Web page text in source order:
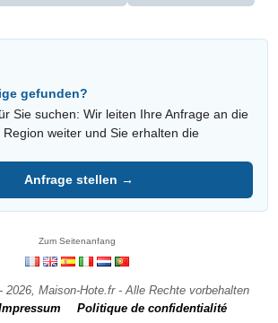
gefunden?
Sie suchen: Wir leiten Ihre Anfrage an die
weiter und Sie erhalten die
Anfrage stellen →
Zum Seitenanfang
2026, Maison-Hote.fr - Alle Rechte vorbehalten
Politique de confidentialité